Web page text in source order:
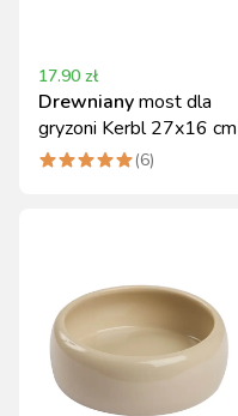
17.90 zł
Drewnianymost dla
gryzoni Kerbl 27x16 cm
(6)